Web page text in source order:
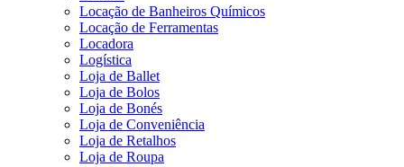
Locação de Banheiros Químicos
Locação de Ferramentas
Locadora
Logística
Loja de Ballet
Loja de Bolos
Loja de Bonés
Loja de Conveniência
Loja de Retalhos
Loja de Roupa